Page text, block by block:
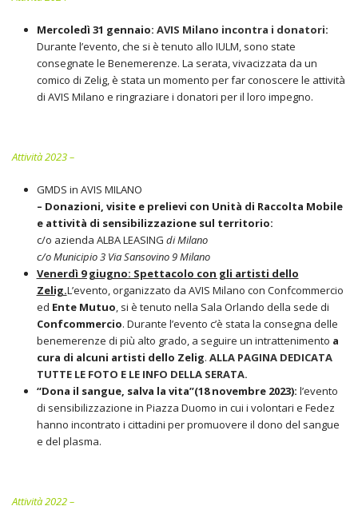
Mercoledì 31 gennaio: AVIS Milano incontra i donatori:
Durante l’evento, che si è tenuto allo IULM, sono state
consegnate le Benemerenze. La serata, vivacizzata da un
comico di Zelig, è stata un momento per far conoscere le attività
di AVIS Milano e ringraziare i donatori per il loro impegno.
Attività 2023 –
GMDS in AVIS MILANO
– Donazioni, visite e prelievi con Unità di Raccolta Mobile
e attività di sensibilizzazione sul territorio:
c/o azienda ALBA LEASING di Milano
c/o Municipio 3 Via Sansovino 9 Milano
Venerdì 9 giugno: Spettacolo con gli artisti dello
Zelig.L’evento, organizzato da AVIS Milano con Confcommercio
ed Ente Mutuo, si è tenuto nella Sala Orlando della sede di
Confcommercio. Durante l’evento c’è stata la consegna delle
benemerenze di più alto grado, a seguire un intrattenimento a
cura di alcuni artisti dello Zelig. ALLA PAGINA DEDICATA
TUTTE LE FOTO E LE INFO DELLA SERATA.
“Dona il sangue, salva la vita”(18 novembre 2023): l’evento
di sensibilizzazione in Piazza Duomo in cui i volontari e Fedez
hanno incontrato i cittadini per promuovere il dono del sangue
e del plasma.
Attività 2022 –